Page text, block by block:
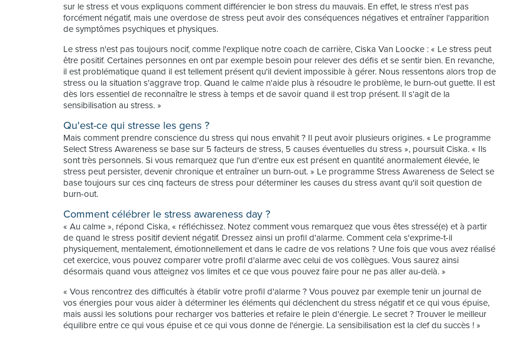
sur le stress et vous expliquons comment différencier le bon stress du mauvais. En effet, le stress n'est pas
forcément négatif, mais une overdose de stress peut avoir des conséquences négatives et entraîner l'apparition
de symptômes psychiques et physiques.
Le stress n'est pas toujours nocif, comme l'explique notre coach de carrière, Ciska Van Loocke : « Le stress peut
être positif. Certaines personnes en ont par exemple besoin pour relever des défis et se sentir bien. En revanche,
il est problématique quand il est tellement présent qu'il devient impossible à gérer. Nous ressentons alors trop de
stress ou la situation s'aggrave trop. Quand le calme n'aide plus à résoudre le problème, le burn-out guette. Il est
dès lors essentiel de reconnaître le stress à temps et de savoir quand il est trop présent. Il s'agit de la
sensibilisation au stress. »
Qu'est-ce qui stresse les gens ?
Mais comment prendre conscience du stress qui nous envahit ? Il peut avoir plusieurs origines. « Le programme
Select Stress Awareness se base sur 5 facteurs de stress, 5 causes éventuelles du stress », poursuit Ciska. « Ils
sont très personnels. Si vous remarquez que l'un d'entre eux est présent en quantité anormalement élevée, le
stress peut persister, devenir chronique et entraîner un burn-out. » Le programme Stress Awareness de Select se
base toujours sur ces cinq facteurs de stress pour déterminer les causes du stress avant qu'il soit question de
burn-out.
Comment célébrer le stress awareness day ?
« Au calme », répond Ciska, « réfléchissez. Notez comment vous remarquez que vous êtes stressé(e) et à partir
de quand le stress positif devient négatif. Dressez ainsi un profil d'alarme. Comment cela s'exprime-t-il
physiquement, mentalement, émotionnellement et dans le cadre de vos relations ? Une fois que vous avez réalisé
cet exercice, vous pouvez comparer votre profil d'alarme avec celui de vos collègues. Vous saurez ainsi
désormais quand vous atteignez vos limites et ce que vous pouvez faire pour ne pas aller au-delà. »
« Vous rencontrez des difficultés à établir votre profil d'alarme ? Vous pouvez par exemple tenir un journal de
vos énergies pour vous aider à déterminer les éléments qui déclenchent du stress négatif et ce qui vous épuise,
mais aussi les solutions pour recharger vos batteries et refaire le plein d'énergie. Le secret ? Trouver le meilleur
équilibre entre ce qui vous épuise et ce qui vous donne de l'énergie. La sensibilisation est la clef du succès ! »